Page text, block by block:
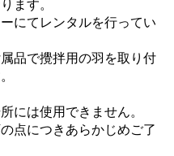
ます。
にてレンタルを行ってい
品で攪拌用の羽を取り付
には使用できません。
点につきあらかじめご了